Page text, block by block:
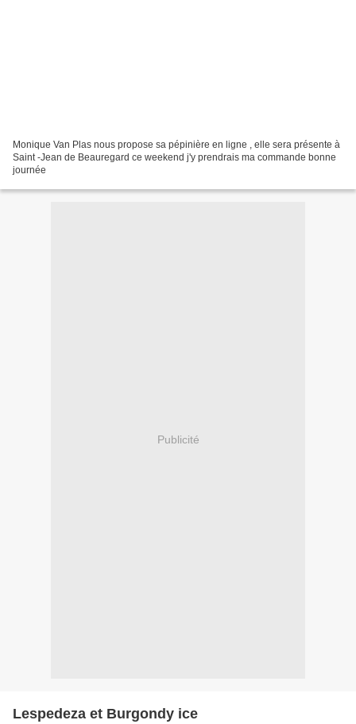
Monique Van Plas nous propose sa pépinière en ligne , elle sera présente à
Saint -Jean de Beauregard ce weekend j'y prendrais ma commande bonne
journée
Publicité
Lespedeza et Burgondy ice